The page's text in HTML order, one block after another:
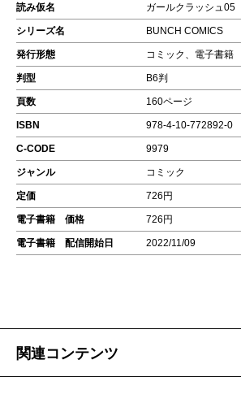
読み仮名 ガールクラッシュ05
シリーズ名 BUNCH COMICS
発行形態 コミック、電子書籍
判型 B6判
頁数 160ページ
ISBN 978-4-10-772892-0
C-CODE 9979
ジャンル コミック
定価 726円
電子書籍 価格 726円
電子書籍 配信開始日 2022/11/09
関連コンテンツ